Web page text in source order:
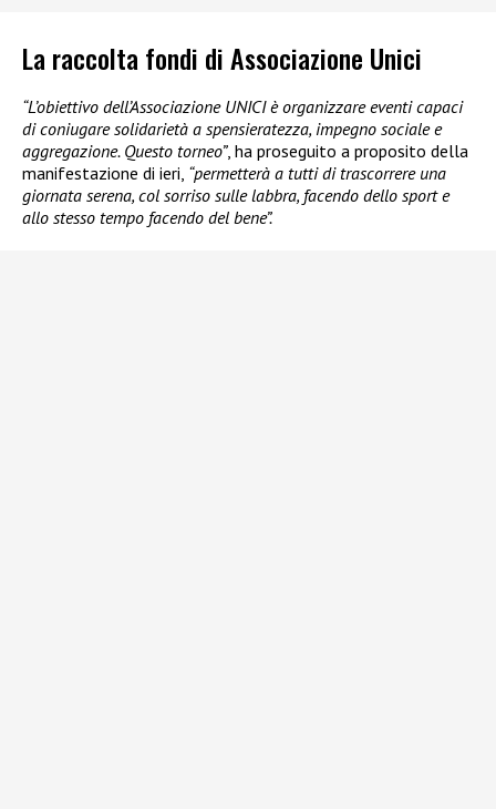
La raccolta fondi di Associazione Unici
“L’obiettivo dell’Associazione UNICI è organizzare eventi capaci
di coniugare solidarietà a spensieratezza, impegno sociale e
aggregazione. Questo torneo”, ha proseguito a proposito della
manifestazione di ieri, “permetterà a tutti di trascorrere una
giornata serena, col sorriso sulle labbra, facendo dello sport e
allo stesso tempo facendo del bene”.